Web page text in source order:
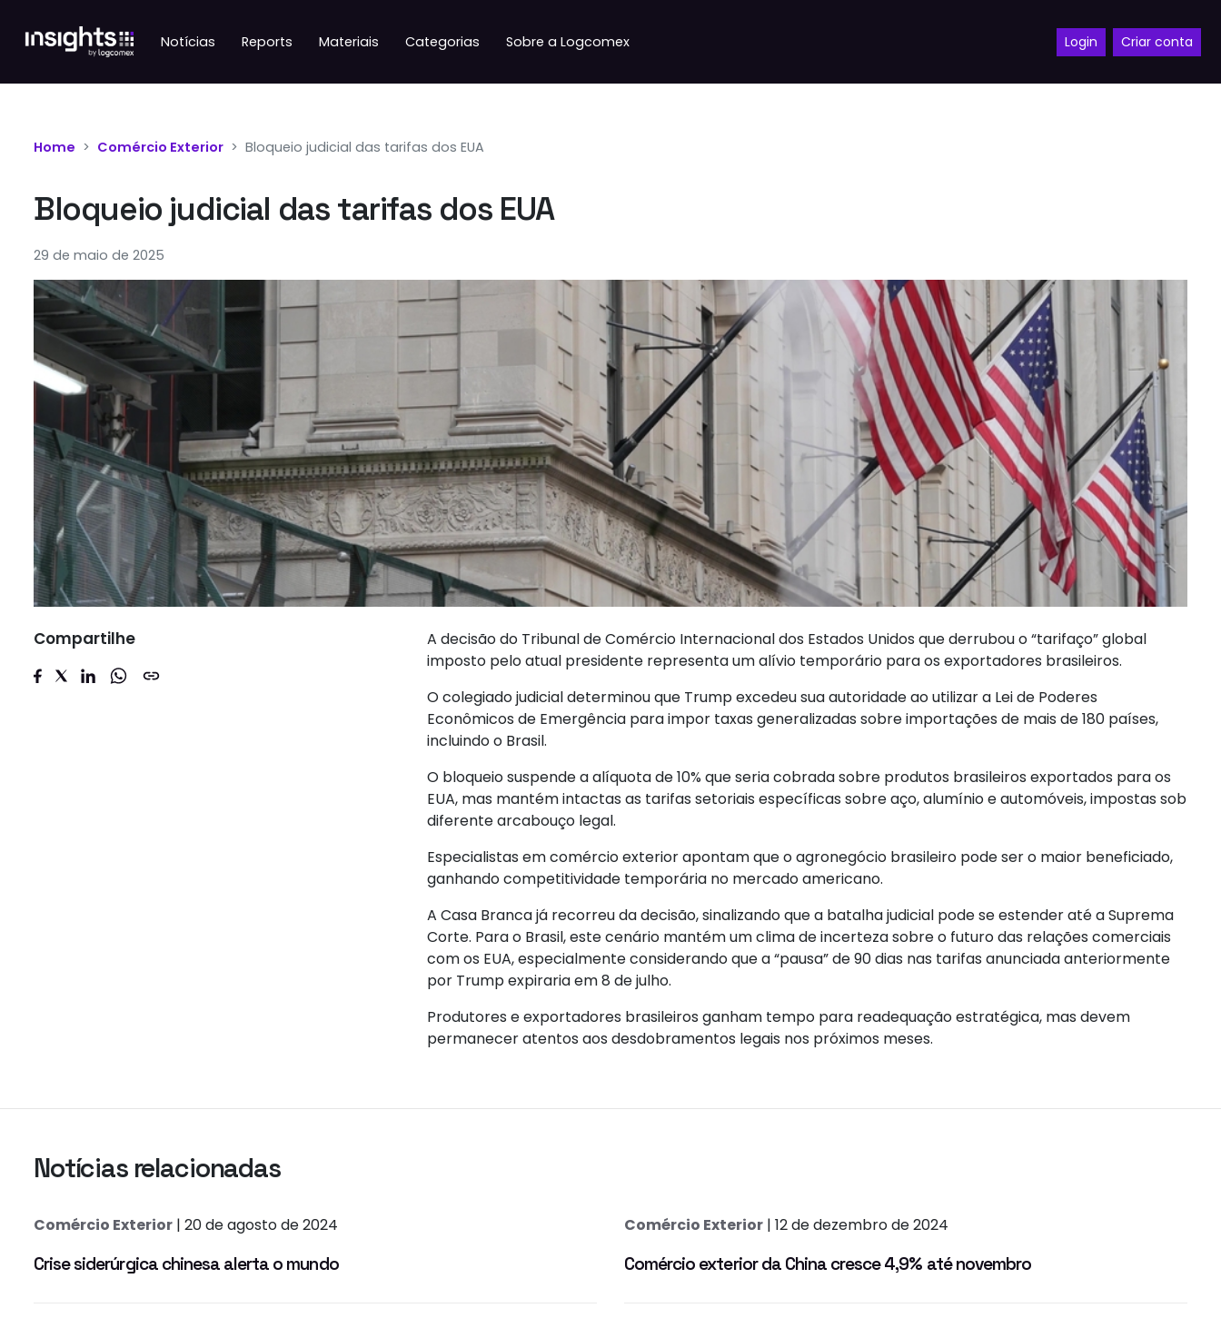
Notícias Reports Materiais Categorias Sobre a Logcomex Login Criar conta
Home Comércio Exterior Bloqueio judicial das tarifas dos EUA
Bloqueio judicial das tarifas dos EUA
29 de maio de 2025
Compartilhe
A decisão do Tribunal de Comércio Internacional dos Estados Unidos que derrubou o “tarifaço” global
imposto pelo atual presidente representa um alívio temporário para os exportadores brasileiros.
O colegiado judicial determinou que Trump excedeu sua autoridade ao utilizar a Lei de Poderes
Econômicos de Emergência para impor taxas generalizadas sobre importações de mais de 180 países,
incluindo o Brasil.
O bloqueio suspende a alíquota de 10% que seria cobrada sobre produtos brasileiros exportados para os
EUA, mas mantém intactas as tarifas setoriais específicas sobre aço, alumínio e automóveis, impostas sob
diferente arcabouço legal.
Especialistas em comércio exterior apontam que o agronegócio brasileiro pode ser o maior beneficiado,
ganhando competitividade temporária no mercado americano.
A Casa Branca já recorreu da decisão, sinalizando que a batalha judicial pode se estender até a Suprema
Corte. Para o Brasil, este cenário mantém um clima de incerteza sobre o futuro das relações comerciais
com os EUA, especialmente considerando que a “pausa” de 90 dias nas tarifas anunciada anteriormente
por Trump expiraria em 8 de julho.
Produtores e exportadores brasileiros ganham tempo para readequação estratégica, mas devem
permanecer atentos aos desdobramentos legais nos próximos meses.
Notícias relacionadas
Comércio Exterior | 20 de agosto de 2024
Crise siderúrgica chinesa alerta o mundo
Comércio Exterior | 12 de dezembro de 2024
Comércio exterior da China cresce 4,9% até novembro